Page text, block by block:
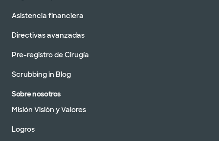
Asistencia financiera
Directivas avanzadas
Pre-registro de Cirugía
Scrubbing in Blog
Sobre nosotros
Misión Visión y Valores
Logros